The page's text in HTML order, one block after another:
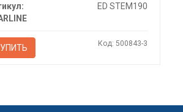
ED STEM190
Код: 500843-3